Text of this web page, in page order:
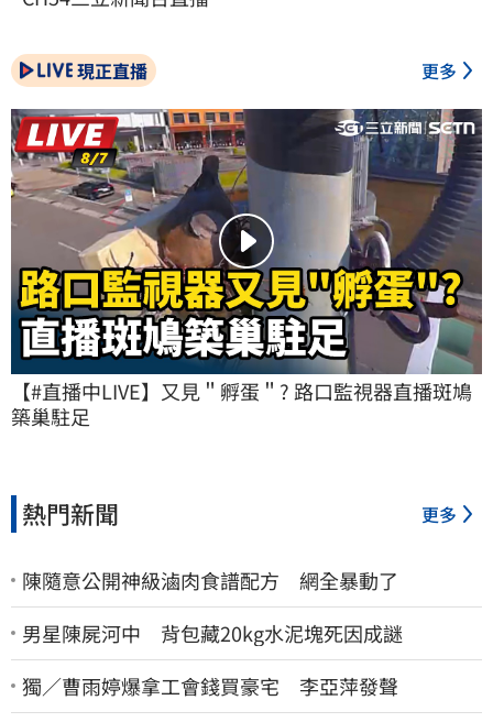
現正直播 更多
【#直播中LIVE】又見＂孵蛋＂? 路口監視器直播斑鳩
築巢駐足
熱門新聞 更多
陳隨意公開神級滷肉食譜配方 網全暴動了
男星陳屍河中 背包藏20kg水泥塊死因成謎
獨／曹雨婷爆拿工會錢買豪宅 李亞萍發聲